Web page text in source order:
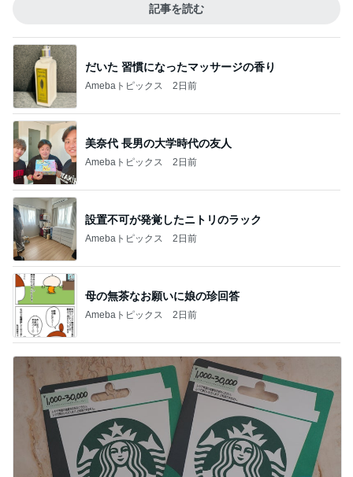
記事を読む
だいた 習慣になったマッサージの香り
Amebaトピックス 2日前
美奈代 長男の大学時代の友人
Amebaトピックス 2日前
設置不可が発覚したニトリのラック
Amebaトピックス 2日前
母の無茶なお願いに娘の珍回答
Amebaトピックス 2日前